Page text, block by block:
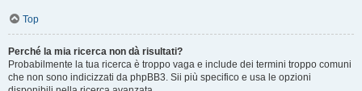
Top
Perché la mia ricerca non dà risultati?
Probabilmente la tua ricerca è troppo vaga e include dei termini troppo comuni
che non sono indicizzati da phpBB3. Sii più specifico e usa le opzioni